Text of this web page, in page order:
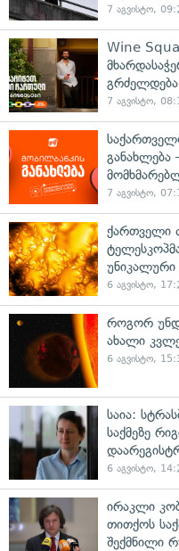
7 აგვისტო,
Wine
გრძელდება
7 აგვისტო,
7 აგვისტო,
ქართველი
6 აგვისტო,
როგორ
ახალი
6 აგვისტო,
საია:
საქმეზე
6 აგვისტო,
ირაკლი
თითქოს
შექმნილი